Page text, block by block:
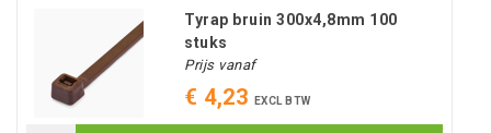
Tyrap bruin 300x4,8mm 100
stuks
Prijs vanaf
€ 4,23 EXCL BTW